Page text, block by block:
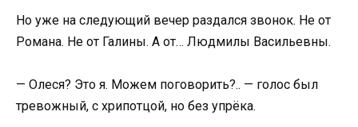
Но уже на следующий вечер раздался звонок. Не от
Романа. Не от Галины. А от… Людмилы Васильевны.
— Олеся? Это я. Можем поговорить?.. — голос был
тревожный, с хрипотцой, но без упрёка.